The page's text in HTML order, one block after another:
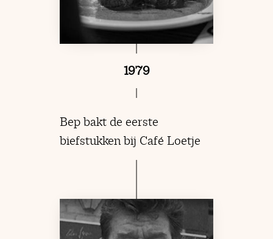
1979
Bep bakt de eerste
biefstukken bij Café Loetje